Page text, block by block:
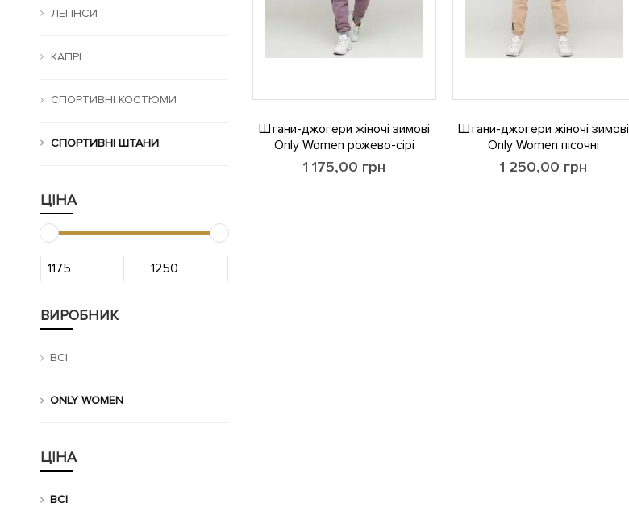
ЛЕГІНСИ
КАПРІ
СПОРТИВНІ КОСТЮМИ
СПОРТИВНІ ШТАНИ
ЦІНА
ВИРОБНИК
ВСІ
ONLY WOMEN
ЦІНА
ВСІ
Штани-джогери жіночі зимові
Only Women рожево-сірі
1 175,00 грн
Штани-джогери жіночі зимові
Only Women пісочні
1 250,00 грн